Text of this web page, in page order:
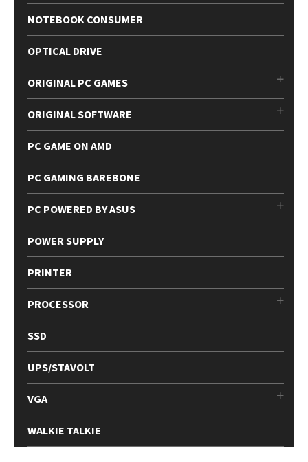
NOTEBOOK CONSUMER
OPTICAL DRIVE
ORIGINAL PC GAMES
ORIGINAL SOFTWARE
PC GAME ON AMD
PC GAMING BAREBONE
PC POWERED BY ASUS
POWER SUPPLY
PRINTER
PROCESSOR
SSD
UPS/STAVOLT
VGA
WALKIE TALKIE